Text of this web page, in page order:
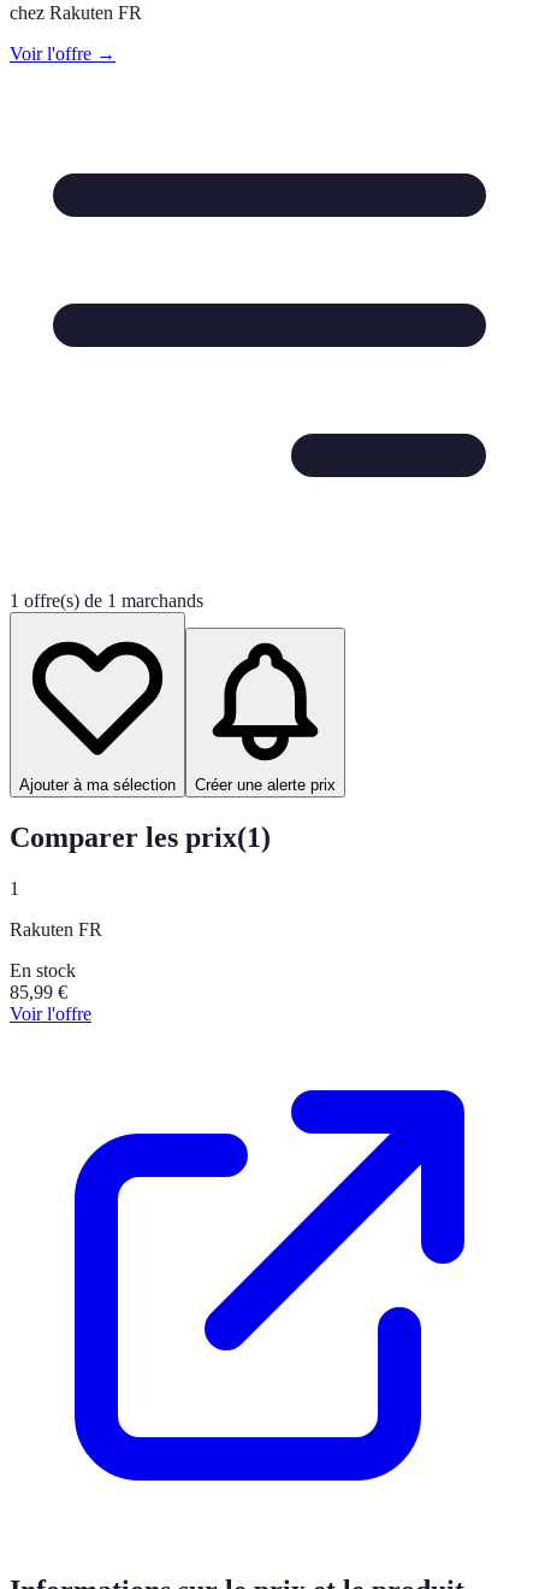
chez Rakuten FR
Voir l'offre →
1 offre(s) de 1 marchands
Ajouter à ma sélection Créer une alerte prix
Comparer les prix(1)
1
Rakuten FR
En stock
85,99 €
Voir l'offre